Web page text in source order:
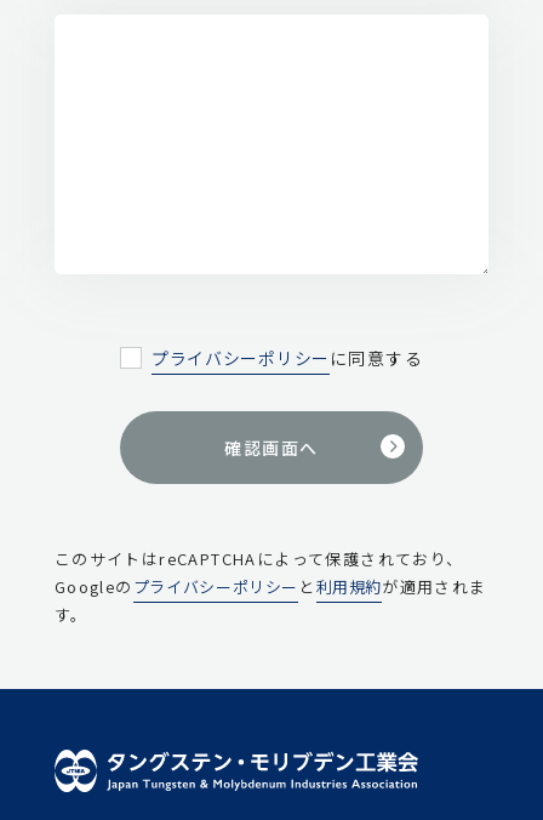
プライバシーポリシー に同意する
このサイトはreCAPTCHAによって保護されており、
Googleの プライバシーポリシー と利用規約が適用されま
す。